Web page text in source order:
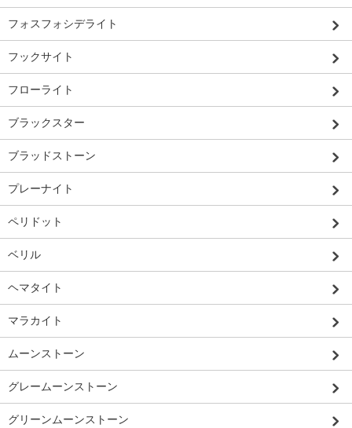
フォスフォシデライト
フックサイト
フローライト
ブラックスター
ブラッドストーン
プレーナイト
ペリドット
ベリル
ヘマタイト
マラカイト
ムーンストーン
グレームーンストーン
グリーンムーンストーン